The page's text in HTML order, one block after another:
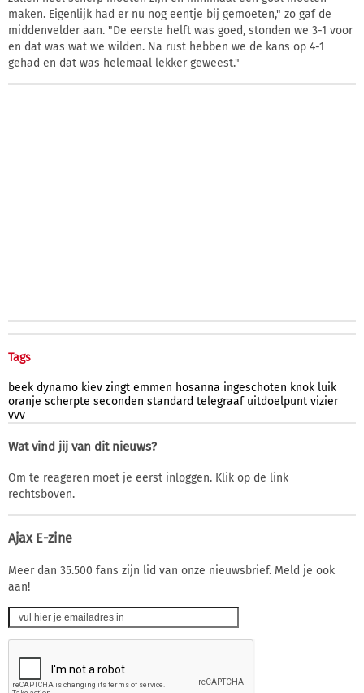
maken. Eigenlijk had er nu nog eentje bij gemoeten," zo gaf de
middenvelder aan. "De eerste helft was goed, stonden we 3-1 voor
en dat was wat we wilden. Na rust hebben we de kans op 4-1
gehad en dat was helemaal lekker geweest."
Tags
beek dynamo kiev zingt emmen hosanna ingeschoten knok luik
oranje scherpte seconden standard telegraaf uitdoelpunt vizier
vvv
Wat vind jij van dit nieuws?
Om te reageren moet je eerst inloggen. Klik op de link
rechtsboven.
Ajax E-zine
Meer dan 35.500 fans zijn lid van onze nieuwsbrief. Meld je ook
aan!